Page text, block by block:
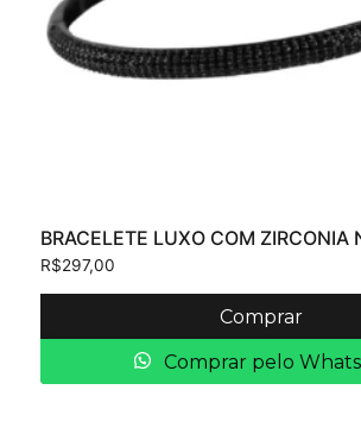
BRACELETE LUXO COM ZIRCONIA
R$297,00
Comprar
Comprar pelo